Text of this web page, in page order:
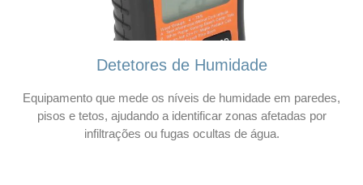
Detetores de Humidade
Equipamento que mede os níveis de humidade em paredes,
pisos e tetos, ajudando a identificar zonas afetadas por
infiltrações ou fugas ocultas de água.